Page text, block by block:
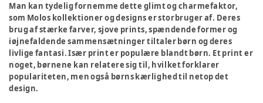
Man kan tydelig fornemme dette glimt og charmefaktor,
som Molos kollektioner og designs er storbruger af. Deres
brug af stærke farver, sjove prints, spændende former og
iøjnefaldende sammensætninger tiltaler børn og deres
livlige fantasi. Især print er populære blandt børn. Et print er
noget, børnene kan relatere sig til, hvilket forklarer
populariteten, men også børns kærlighed til netop det
design.